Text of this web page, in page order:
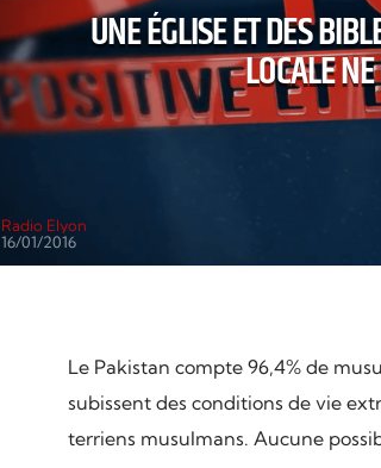
UNE ÉGLISE ET DES
LOCALE
Radio Elyon
16/01/2016
Le Pakistan compte 96,4% de
subissent des conditions de vie
terriens musulmans. Aucune